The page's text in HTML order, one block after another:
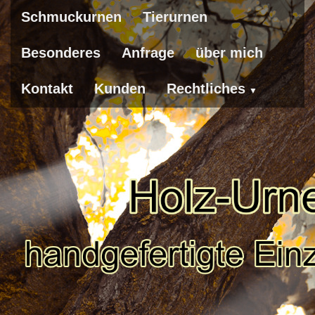
Schmuckurnen Tierurnen
Besonderes Anfrage über mich
Kontakt Kunden Rechtliches